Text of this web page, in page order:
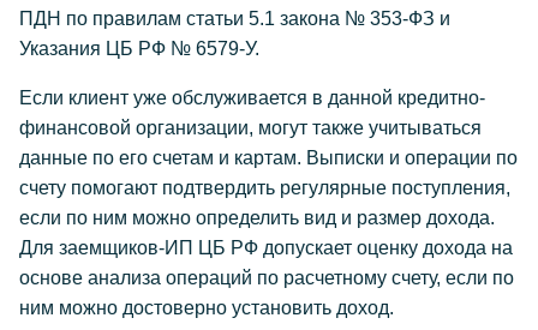
ПДН по правилам статьи 5.1 закона № 353-ФЗ и
Указания ЦБ РФ № 6579-У.
Если клиент уже обслуживается в данной кредитно-
финансовой организации, могут также учитываться
данные по его счетам и картам. Выписки и операции по
счету помогают подтвердить регулярные поступления,
если по ним можно определить вид и размер дохода.
Для заемщиков-ИП ЦБ РФ допускает оценку дохода на
основе анализа операций по расчетному счету, если по
ним можно достоверно установить доход.